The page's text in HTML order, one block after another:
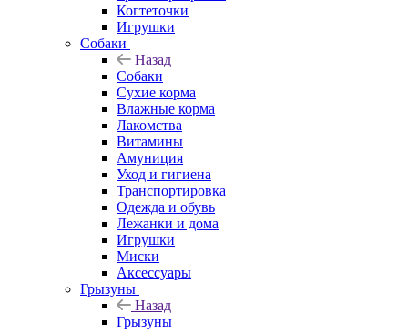
Когтеточки
Игрушки
Собаки
Назад
Собаки
Сухие корма
Влажные корма
Лакомства
Витамины
Амуниция
Уход и гигиена
Транспортировка
Одежда и обувь
Лежанки и дома
Игрушки
Миски
Аксессуары
Грызуны
Назад
Грызуны